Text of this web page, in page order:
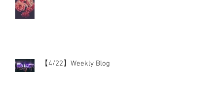
【4/22】Weekly Blog